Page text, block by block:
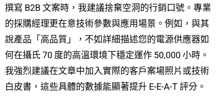
撰寫 B2B 文案時，我建議捨棄空洞的行銷口號。專業
的採購經理更在意技術參數與應用場景。例如，與其
說產品「高品質」，不如詳細描述您的電源供應器如
何在攝氏 70 度的高溫環境下穩定運作 50,000 小時。
我強烈建議在文章中加入實際的客戶案場照片或技術
白皮書，這些具體的數據能顯著提升 E-E-A-T 評分。